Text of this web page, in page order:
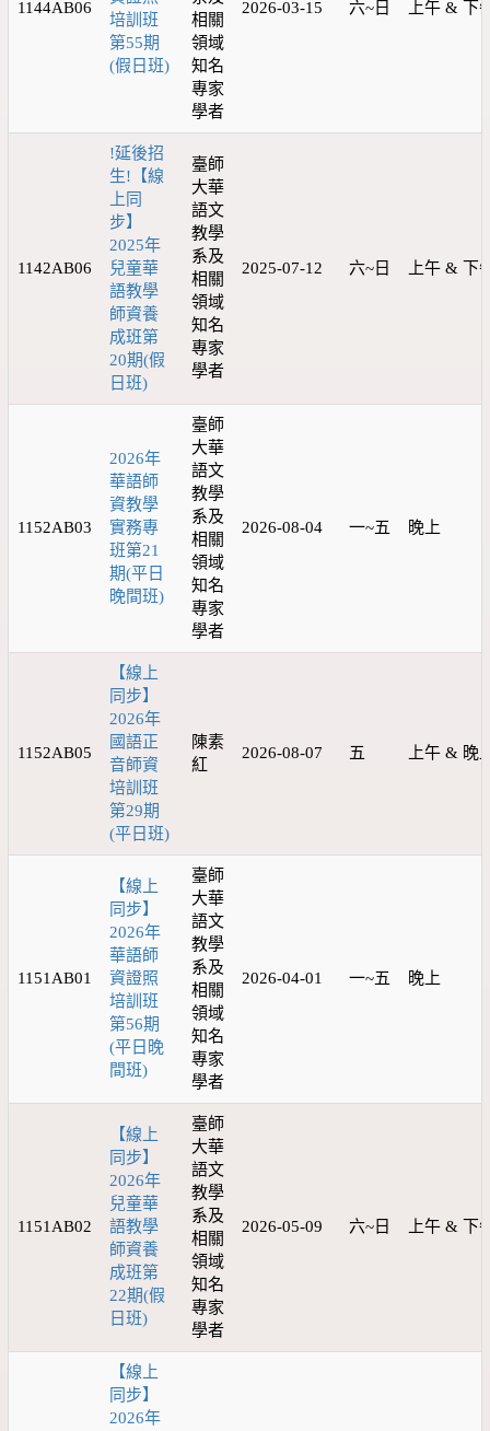
1144AB06
培訓班
第55期
(假日班)
相關
領域
知名
專家
學者
2026-03-15 六~日 上午 & 下
1142AB06
!延後招
生!【線
上同
步】
2025年
兒童華
語教學
師資養
成班第
20期(假
日班)
臺師
大華
語文
教學
系及
相關
領域
知名
專家
學者
2025-07-12 六~日 上午 & 下
1152AB03
2026年
華語師
資教學
實務專
班第21
期(平日
晚間班)
臺師
大華
語文
教學
系及
相關
領域
知名
專家
學者
2026-08-04 一~五 晚上
1152AB05
【線上
同步】
2026年
國語正
音師資
培訓班
第29期
(平日班)
陳素
紅
2026-08-07 五 上午 & 晚
1151AB01
【線上
同步】
2026年
華語師
資證照
培訓班
第56期
(平日晚
間班)
臺師
大華
語文
教學
系及
相關
領域
知名
專家
學者
2026-04-01 一~五 晚上
1151AB02
【線上
同步】
2026年
兒童華
語教學
師資養
成班第
22期(假
日班)
臺師
大華
語文
教學
系及
相關
領域
知名
專家
學者
2026-05-09 六~日 上午 & 下
【線上
同步】
2026年